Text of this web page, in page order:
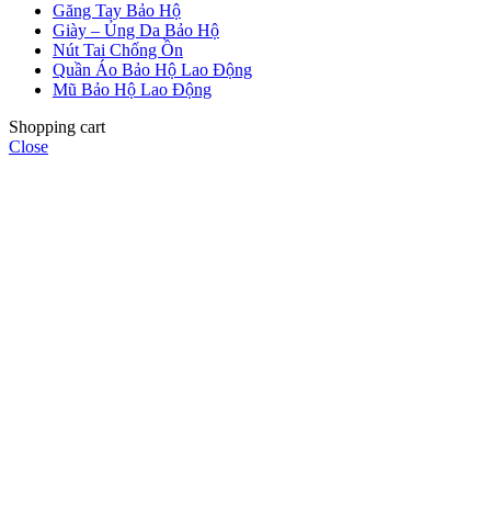
Găng Tay Bảo Hộ
Giày – Ủng Da Bảo Hộ
Nút Tai Chống Ồn
Quần Áo Bảo Hộ Lao Động
Mũ Bảo Hộ Lao Động
Shopping cart
Close